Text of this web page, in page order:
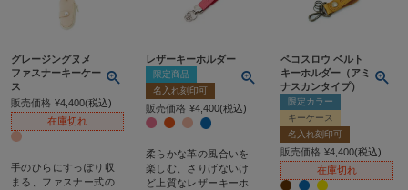
グレージングヌメ
ファスナーキーケー
ス
販売価格 ¥4,400 税込
在庫切れ
手のひらにすっぽり収
まる、ファスナー式の
レザーキーホルダー
限定商品
名入れ刻印可
販売価格 ¥4,400 税込
柔らかな革の風合いを
楽しむ、さりげないけ
ど上質なレザーキーホ
ペコスロウ ベルト
キーホルダー（アミ
ナスカンタイプ）
限定カラー
キーケース
名入れ刻印可
販売価格 ¥4,400 税込
在庫切れ